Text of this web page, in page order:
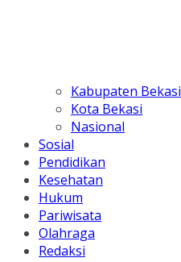
Kabupaten Bekasi
Kota Bekasi
Nasional
Sosial
Pendidikan
Kesehatan
Hukum
Pariwisata
Olahraga
Redaksi